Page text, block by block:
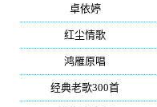
卓依婷(350)
红尘情歌
鸿雁原唱
经典老歌300首